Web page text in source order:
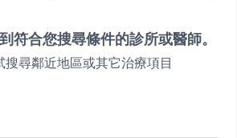
符合您搜尋條件的診所或醫師。
搜尋鄰近地區或其它治療項目